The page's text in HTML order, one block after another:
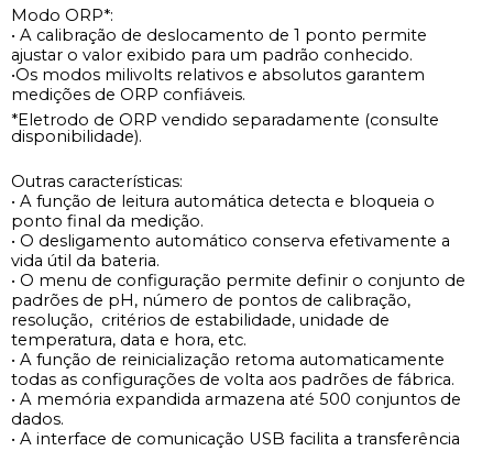
Modo ORP*:
• A calibração de deslocamento de 1 ponto permite
ajustar o valor exibido para um padrão conhecido.
•Os modos milivolts relativos e absolutos garantem
medições de ORP confiáveis.
*Eletrodo de ORP vendido separadamente (consulte
disponibilidade).
Outras características:
• A função de leitura automática detecta e bloqueia o
ponto final da medição.
• O desligamento automático conserva efetivamente a
vida útil da bateria.
• O menu de configuração permite definir o conjunto de
padrões de pH, número de pontos de calibração,
resolução, critérios de estabilidade, unidade de
temperatura, data e hora, etc.
• A função de reinicialização retoma automaticamente
todas as configurações de volta aos padrões de fábrica.
• A memória expandida armazena até 500 conjuntos de
dados.
• A interface de comunicação USB facilita a transferência